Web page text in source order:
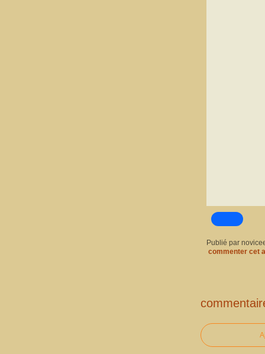
Publié par
commenter cet